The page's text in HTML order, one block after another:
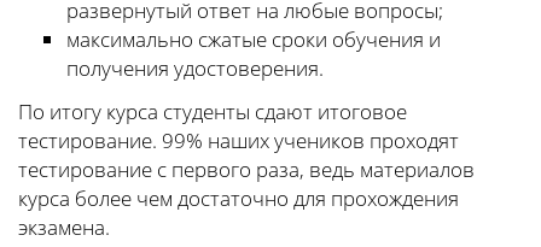
развернутый ответ на любые вопросы;
максимально сжатые сроки обучения и
получения удостоверения.
По итогу курса студенты сдают итоговое
тестирование. 99% наших учеников проходят
тестирование с первого раза, ведь материалов
курса более чем достаточно для прохождения
экзамена.